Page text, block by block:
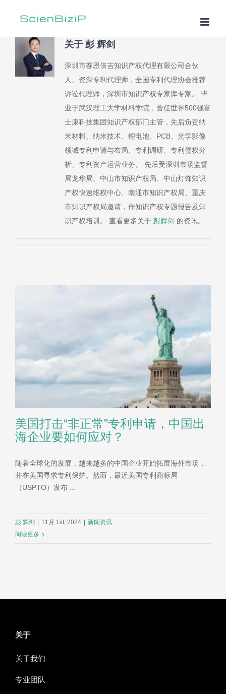
关于 彭 辉剑
深圳市赛恩倍吉知识产权代理有限公司合伙
人、资深专利代理师，全国专利代理协会推荐
诉讼代理师，深圳市知识产权专家库专家。 毕
业于武汉理工大学材料学院，曾任世界500强富
士康科技集团知识产权部门主管，先后负责纳
米材料、纳米技术、锂电池、PCB、光学影像
领域专利申请与布局、专利调研、专利侵权分
析、专利资产运营业务。 先后受深圳市场监督
局龙华局、中山市知识产权局、中山灯饰知识
产权快速维权中心、南通市知识产权局、重庆
市知识产权局邀请，作知识产权专题报告及知
识产权培训。 查看更多关于 彭辉剑 的资讯。
美国打击“非正常”专利申请，中国出
海企业要如何应对？
随着全球化的发展，越来越多的中国企业开始拓展海外市场，
并在美国寻求专利保护。然而，最近美国专利商标局
（USPTO）发布 ...
彭 辉剑 11月 1st, 2024
新闻资讯
阅读更多
关于
关于我们
专业团队